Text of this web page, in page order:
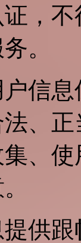
，
。
户信
、
、
提供